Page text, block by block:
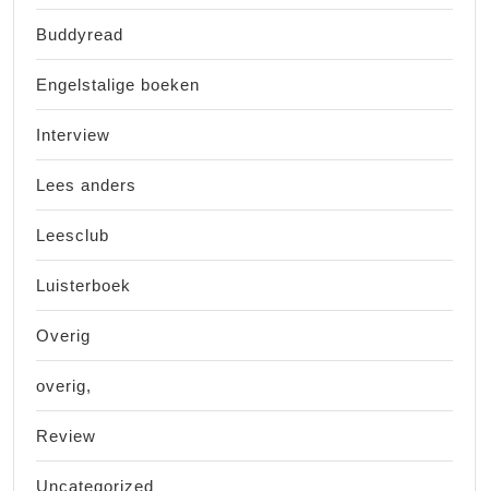
Buddyread
Engelstalige boeken
Interview
Lees anders
Leesclub
Luisterboek
Overig
overig,
Review
Uncategorized